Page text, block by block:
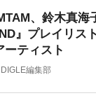
、鈴木真海
』プレイリス
ーティスト
DIGLE編集部